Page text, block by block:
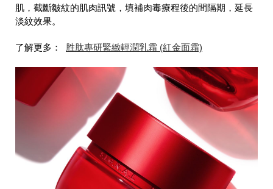
肌，截斷皺紋的肌肉訊號，填補肉毒療程後的間隔期，延長
淡紋效果。
了解更多： 胜肽專研緊緻輕潤乳霜 (紅金面霜)